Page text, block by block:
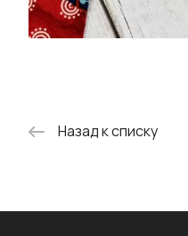
Назад к списку